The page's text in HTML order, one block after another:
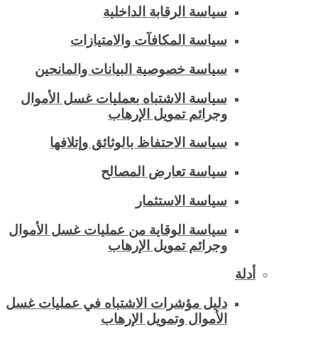
سياسة الرقابة الداخلية
سياسة المكافآت والامتيازات
سياسة خصوصية البيانات والمانحين
سياسة الاشتباه بعمليات غسل الأموال
وجرائم تمويل الإرهاب
سياسة الاحتفاظ بالوثائق وإتلافها
سياسة تعارض المصالح
سياسة الاستثمار
سياسة الوقاية من عمليات غسل الأموال
وجرائم تمويل الإرهاب
أدلة
دليل مؤشرات الاشتباه في عمليات غسل
الأموال وتمويل الإرهاب